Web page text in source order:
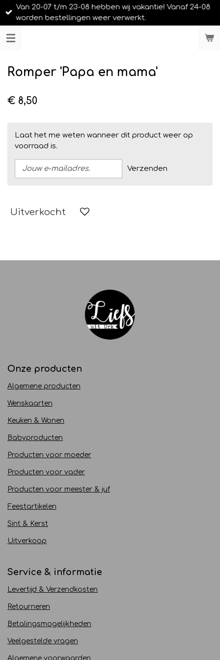
Ga
direct
de
Van 20-07 t/m 23-08 hebben wij vakantie! Vanaf 24-08
worden bestellingen weer verwerkt.
Romper 'Papa en mama'
€ 8,50
Laat het me weten wanneer dit product weer op
voorraad is.
Verzenden
Uitverkocht
Onze producten
Algemene producten
Wenskaarten
Keuken & Wonen
Babyproducten
Producten voor moeder
Producten voor vader
Producten voor meester & juf
Feestartikelen
Sint & Kerst
Uitverkoop
Service & informatie
Levertijd & Verzendkosten
Retourneren
Betalingsmogelijkheden
Veelgestelde vragen
Algemene voorwaarden